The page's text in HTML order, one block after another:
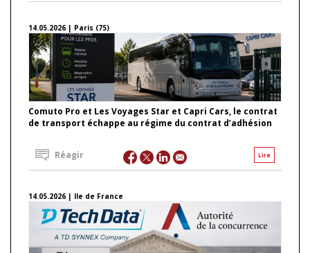
14.05.2026 | Paris (75)
Comuto Pro et Les Voyages Star et Capri Cars, le contrat
de transport échappe au régime du contrat d’adhésion
Lire
Réagir
14.05.2026 | Ile de France